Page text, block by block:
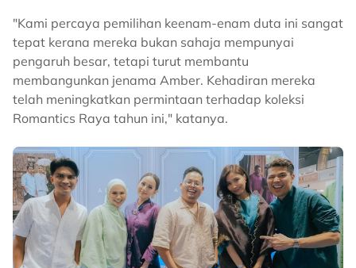
"Kami percaya pemilihan keenam-enam duta ini sangat
tepat kerana mereka bukan sahaja mempunyai
pengaruh besar, tetapi turut membantu
membangunkan jenama Amber. Kehadiran mereka
telah meningkatkan permintaan terhadap koleksi
Romantics Raya tahun ini," katanya.